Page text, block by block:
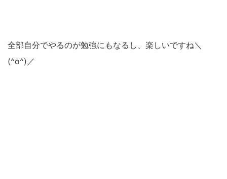
全部自分でやるのが勉強にもなるし、楽しいですね＼
(^o^)／